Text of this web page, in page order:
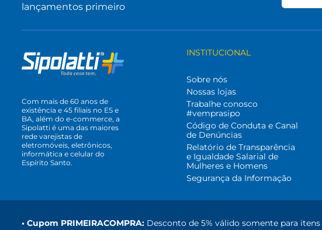
lançamentos primeiro
Com mais de 60 anos de
existência e 45 filiais no ES e
BA, além do e-commerce, a
Sipolatti é uma das maiores
rede varejistas de
eletromóveis, eletrônicos,
informática e celular do
Espírito Santo.
INSTITUCIONAL
Sobre nós
Nossas lojas
Trabalhe conosco
#vemprasipo
Código de Conduta e Canal
de Denúncias
Relatório de Transparência
e Igualdade Salarial de
Mulheres e Homens
Segurança da Informação
• Cupom PRIMEIRACOMPRA: Desconto de 5% válido somente para itens